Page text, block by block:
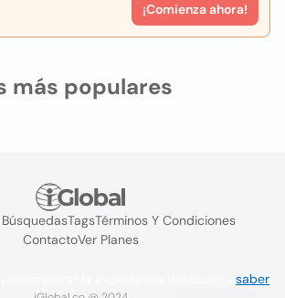
¡Comienza ahora!
más populares
TagsTérminos Y Condiciones
ContactoVer Planes
saber